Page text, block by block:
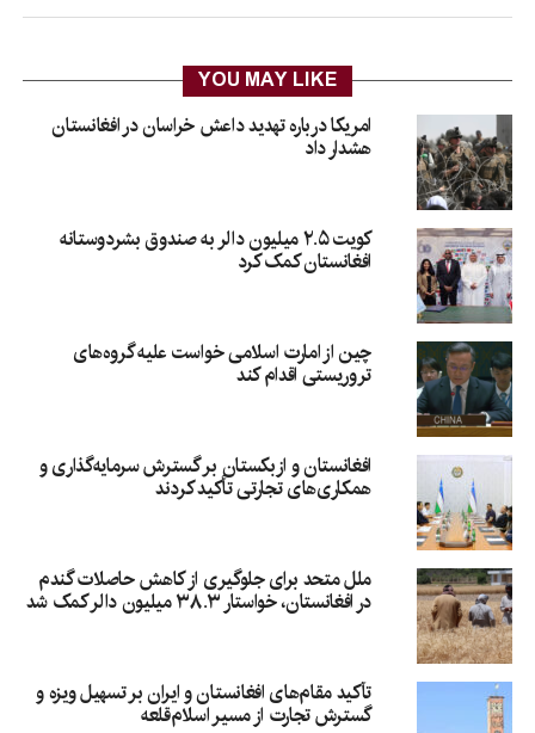
YOU MAY LIKE
امریکا درباره تهدید داعش خراسان در افغانستان
هشدار داد
کویت ۲.۵ میلیون دالر به صندوق بشردوستانه
افغانستان کمک کرد
چین از امارت اسلامی خواست علیه گروه‌های
تروریستی اقدام کند
افغانستان و ازبکستان بر گسترش سرمایه‌گذاری و
همکاری‌های تجارتی تأکید کردند
ملل متحد برای جلوگیری از کاهش حاصلات گندم
در افغانستان، خواستار ۳۸.۳ میلیون دالر کمک شد
تأکید مقام‌های افغانستان و ایران بر تسهیل ویزه و
گسترش تجارت از مسیر اسلام‌قلعه